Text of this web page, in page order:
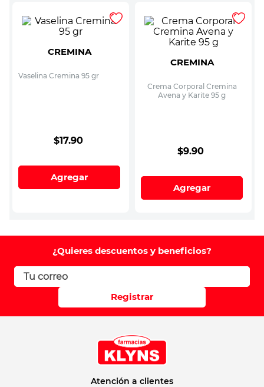
CREMINA
Vaselina Cremina 95 gr
$17.90
Agregar
CREMINA
Crema Corporal Cremina
Avena y Karite 95 g
$9.90
Agregar
¿Quieres descuentos y beneficios?
Registrar
Atención a clientes